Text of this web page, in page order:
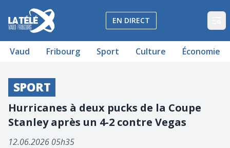
La Télé - Télévision régionale Vaud et Fribourg
EN DIRECT
Vaud Fribourg Sport Culture Économie
SPORT
Hurricanes à deux pucks de la Coupe
Stanley après un 4-2 contre Vegas
12.06.2026 05h35